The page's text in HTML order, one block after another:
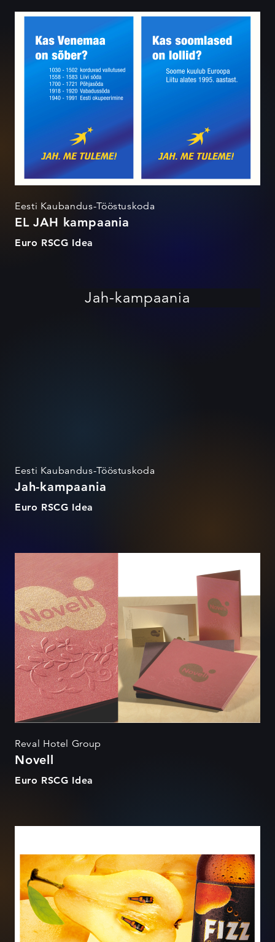
EL JAH kampaania
Eesti Kaubandus-Tööstuskoda
EL JAH kampaania
Euro RSCG Idea
Jah-kampaania
Eesti Kaubandus-Tööstuskoda
Jah-kampaania
Euro RSCG Idea
Reval Hotel Group
Novell
Euro RSCG Idea